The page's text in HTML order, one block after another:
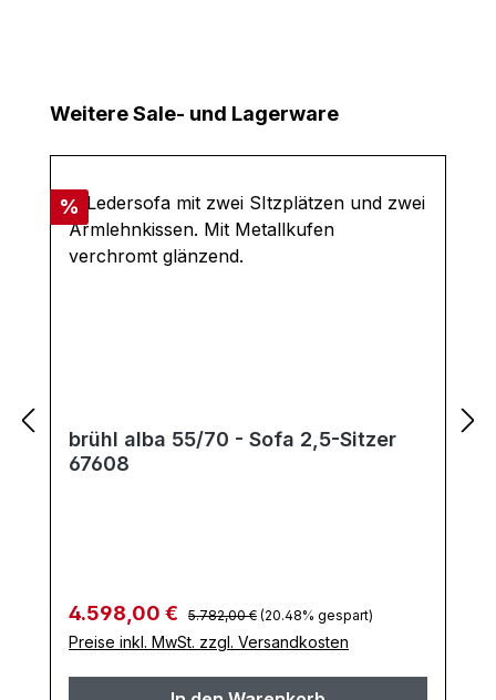
Produktgalerie überspringen
Weitere Sale- und Lagerware
Rabatt
%
brühl alba 55/70 - Sofa 2,5-Sitzer
67608
Verkaufspreis:
4.598,00 € Regulärer Preis:
5.782,00 € (20.48% gespart)
Preise inkl. MwSt. zzgl. Versandkosten